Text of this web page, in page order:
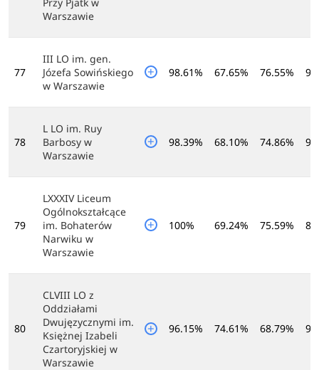
Warszawie
77
III LO im. gen.
Józefa Sowińskiego
w Warszawie
98.61% 67.65% 76.55%
78
L LO im. Ruy
Barbosy w
Warszawie
98.39% 68.10% 74.86%
79
LXXXIV Liceum
Ogólnokształcące
im. Bohaterów
Narwiku w
Warszawie
100% 69.24% 75.59%
80
CLVIII LO z
Oddziałami
Dwujęzycznymi im.
Księżnej Izabeli
Czartoryjskiej w
Warszawie
96.15% 74.61% 68.79%